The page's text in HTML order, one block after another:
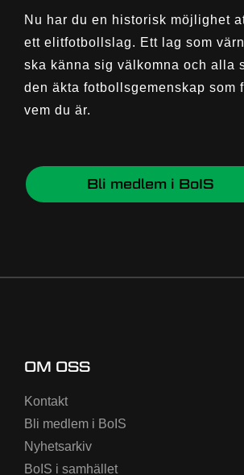
Nu har du en historisk möjlighet
ett elitfotbollslag. Ett lag som
ska känna sig välkomna och alla
den äkta fotbollsgemenskap som
vem du är.
Bli medlem i BoIS
OM OSS
Kontakt
Bli medlem i BoIS
Nyhetsarkiv
BoIS i samhället